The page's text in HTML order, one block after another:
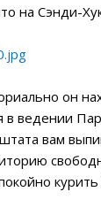
на Сэнди-
он
ведении
вам